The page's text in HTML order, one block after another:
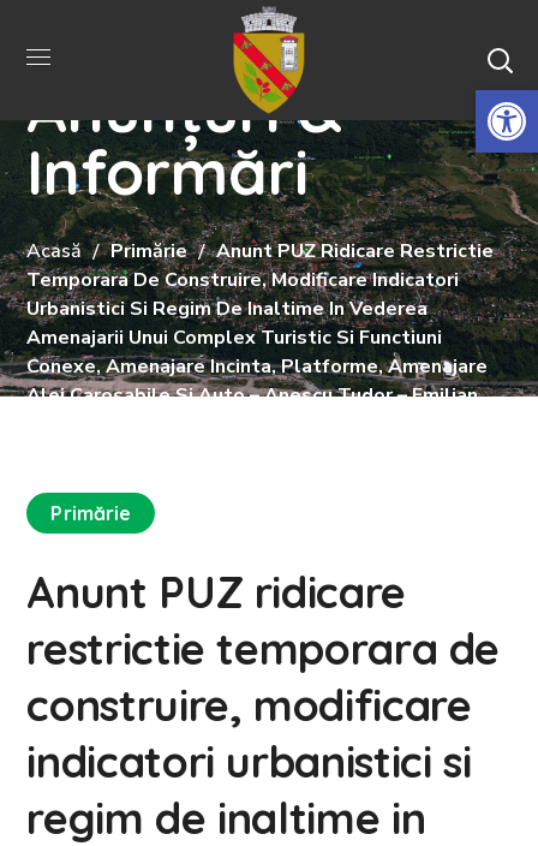
Anunțuri &
Informări
Acasă Primărie
Anunt PUZ Ridicare Restrictie
Temporara De Construire, Modificare Indicatori
Urbanistici Si Regim De Inaltime In Vederea
Amenajarii Unui Complex Turistic Si Functiuni
Conexe, Amenajare Incinta, Platforme, Amenajare
Alei Carosabile Si Auto – Anescu Tudor – Emilian
Primărie
Anunt PUZ ridicare
restrictie temporara de
construire, modificare
indicatori urbanistici si
regim de inaltime in